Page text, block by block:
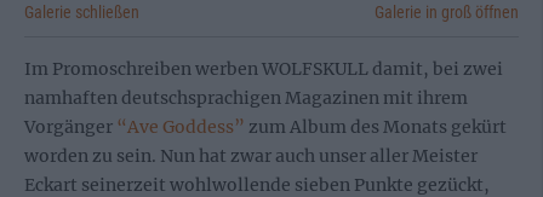
Galerie schließen Galerie in groß öffnen
Im Promoschreiben werben WOLFSKULL damit, bei zwei
namhaften deutschsprachigen Magazinen mit ihrem
Vorgänger “Ave Goddess” zum Album des Monats gekürt
worden zu sein. Nun hat zwar auch unser aller Meister
Eckart seinerzeit wohlwollende sieben Punkte gezückt,